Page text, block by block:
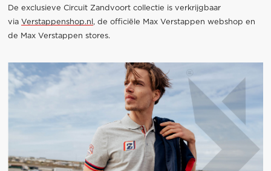
De exclusieve Circuit Zandvoort collectie is verkrijgbaar
via Verstappenshop.nl , de officiële Max Verstappen webshop en
de Max Verstappen stores.